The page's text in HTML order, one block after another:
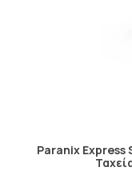
Paranix Express